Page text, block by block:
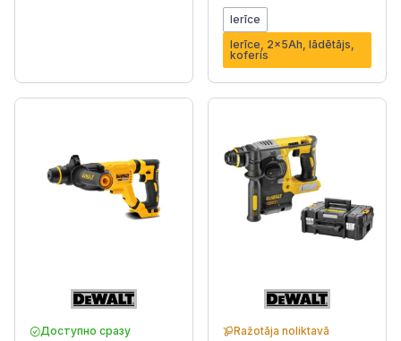
Ierīce
Ierīce, 2x5Ah, lādētājs,
koferis
Доступно сразу Ražotāja noliktavā